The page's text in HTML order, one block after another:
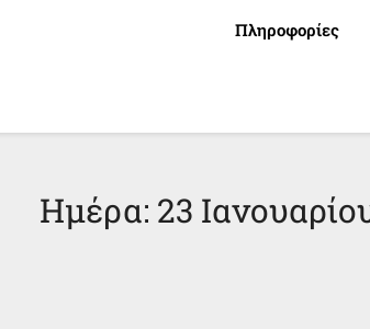
Πληροφορίες
Ημέρα: 23